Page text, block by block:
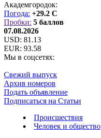
Академгородок:
Погода: +29.2 C
Пробки: 5 баллов
07.08.2026
USD: 81.13
EUR: 93.58
Мы в соцсетях:
Свежий выпуск
Архив номеров
Подать объявление
Подписаться на Статьи
Происшествия
Человек и общество